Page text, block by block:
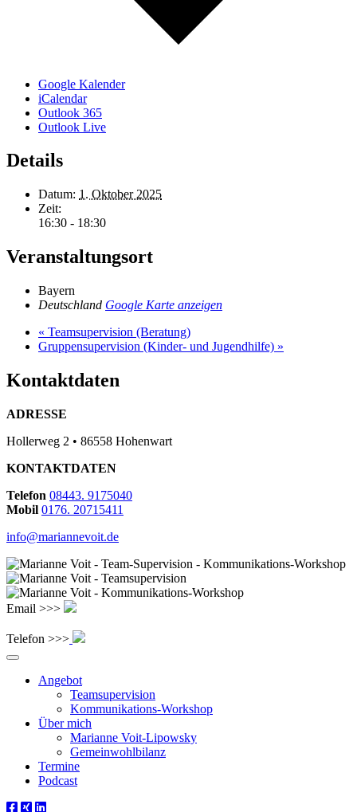
Google Kalender
iCalendar
Outlook 365
Outlook Live
Details
Datum: 1. Oktober 2025
Zeit:
16:30 - 18:30
Veranstaltungsort
Bayern
Deutschland Google Karte anzeigen
« Teamsupervision (Beratung)
Gruppensupervision (Kinder- und Jugendhilfe) »
Kontaktdaten
ADRESSE
Hollerweg 2 • 86558 Hohenwart
KONTAKTDATEN
Telefon 08443. 9175040
Mobil 0176. 20715411
info@mariannevoit.de
Email >>>
Telefon >>>
Angebot
Teamsupervision
Kommunikations-Workshop
Über mich
Marianne Voit-Lipowsky
Gemeinwohlbilanz
Termine
Podcast